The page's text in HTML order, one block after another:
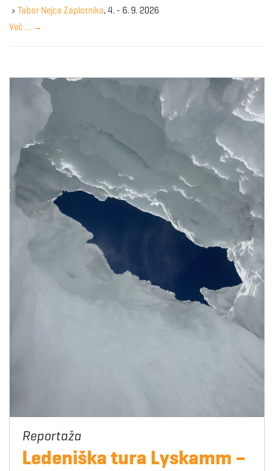
y
w
r
Tabor Nejca Zaplotnika, 4. - 6. 9. 2026
Več … →
Ledeniška tura Lyskamm –